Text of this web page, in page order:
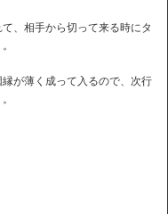
、相手から切って来る時にタ
が薄く成って入るので、次行